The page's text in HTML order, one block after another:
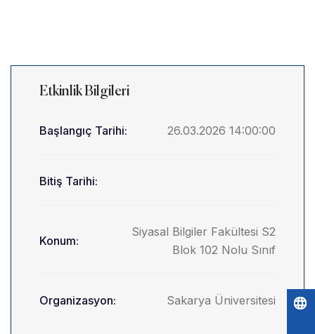
Etkinlik Bilgileri
Başlangıç Tarihi: 26.03.2026 14:00:00
Bitiş Tarihi:
Konum:
Siyasal Bilgiler Fakültesi S2
Blok 102 Nolu Sınıf
Organizasyon: Sakarya Üniversitesi